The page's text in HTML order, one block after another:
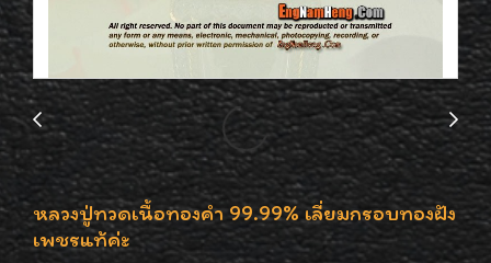
หลวงปู่ทวดเนื้อทองคำ 99.99% เลี่ยมกรอบทองฝัง
เพชรแท้ค่ะ